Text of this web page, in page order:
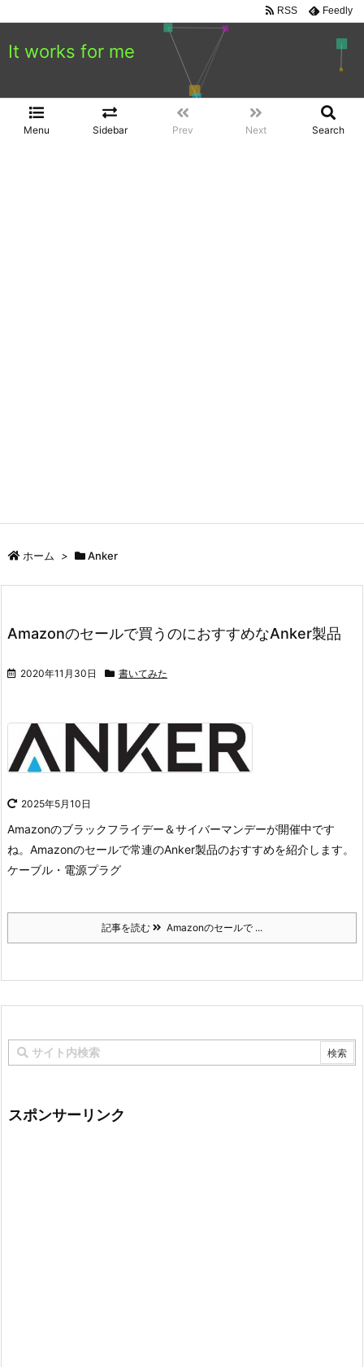
It works for me
Menu Sidebar Prev Next Search
RSS Feedly
ホーム > Anker
Amazonのセールで買うのにおすすめなAnker製品
2020年11月30日 書いてみた
2025年5月10日
Amazonのブラックフライデー＆サイバーマンデーが開催中です
ね。 Amazonのセールで常連のAnker製品のおすすめを紹介します。
ケーブル・電源プラグ
記事を読む Amazonのセールで ...
スポンサーリンク